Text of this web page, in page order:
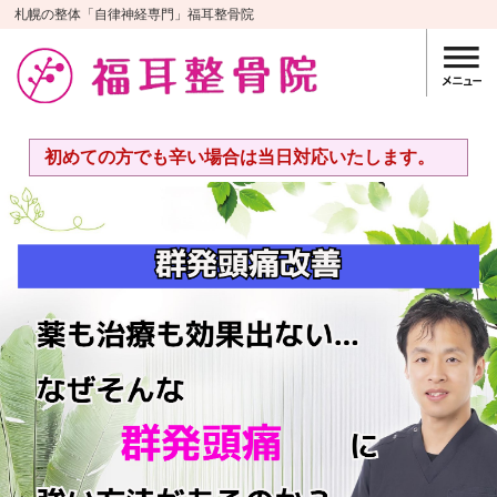
札幌の整体「自律神経専門」福耳整骨院
初めての方でも辛い場合は当日対応いたします。